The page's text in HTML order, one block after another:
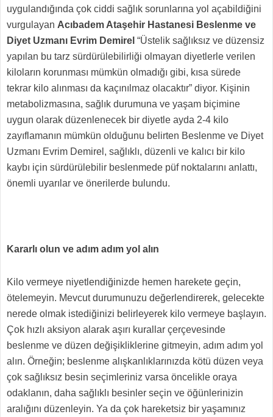
uygulandığında çok ciddi sağlık sorunlarına yol açabildiğini
vurgulayan Acıbadem Ataşehir Hastanesi Beslenme ve
Diyet Uzmanı Evrim Demirel “Üstelik sağlıksız ve düzensiz
yapılan bu tarz sürdürülebilirliği olmayan diyetlerle verilen
kiloların korunması mümkün olmadığı gibi, kısa sürede
tekrar kilo alınması da kaçınılmaz olacaktır” diyor. Kişinin
metabolizmasına, sağlık durumuna ve yaşam biçimine
uygun olarak düzenlenecek bir diyetle ayda 2-4 kilo
zayıflamanın mümkün olduğunu belirten Beslenme ve Diyet
Uzmanı Evrim Demirel, sağlıklı, düzenli ve kalıcı bir kilo
kaybı için sürdürülebilir beslenmede püf noktalarını anlattı,
önemli uyarılar ve önerilerde bulundu.
Kararlı olun ve adım adım yol alın
Kilo vermeye niyetlendiğinizde hemen harekete geçin,
ötelemeyin. Mevcut durumunuzu değerlendirerek, gelecekte
nerede olmak istediğinizi belirleyerek kilo vermeye başlayın.
Çok hızlı aksiyon alarak aşırı kurallar çerçevesinde
beslenme ve düzen değişikliklerine gitmeyin, adım adım yol
alın. Örneğin; beslenme alışkanlıklarınızda kötü düzen veya
çok sağlıksız besin seçimleriniz varsa öncelikle oraya
odaklanın, daha sağlıklı besinler seçin ve öğünlerinizin
aralığını düzenleyin. Ya da çok hareketsiz bir yaşamınız